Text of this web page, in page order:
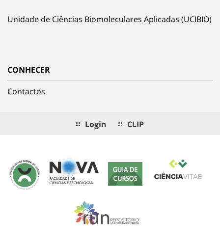
Unidade de Ciências Biomoleculares Aplicadas (UCIBIO)
CONHECER
Contactos
Login CLIP